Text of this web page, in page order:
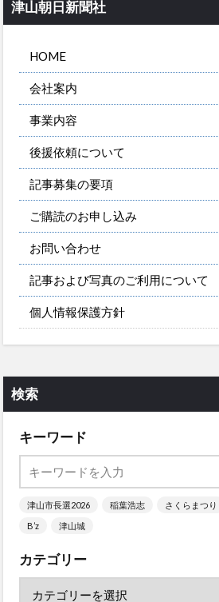
津山朝日新聞社
HOME
会社案内
事業内容
後援依頼について
記事募集の要項
ご購読のお申し込み
お問い合わせ
記事および写真のご利用について
個人情報保護方針
検索
キーワード
津山市長選2026 稲葉浩志
さくらまつり
B’z
津山城
カテゴリー